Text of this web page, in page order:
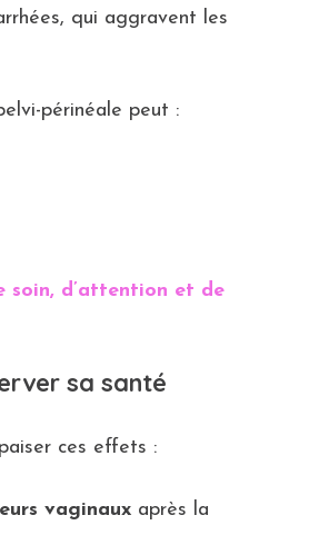
qui aggravent les
périnéale peut :
soin, d’attention et de
sa santé
ces effets :
vaginaux après la